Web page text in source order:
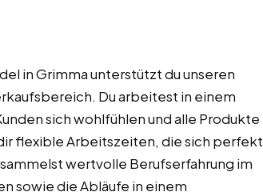
in Grimma unterstützt du unseren
Du arbeitest in einem
sich wohlfühlen und alle Produkte
flexible Arbeitszeiten, die sich perfekt
wertvolle Berufserfahrung im
sowie die Abläufe in einem